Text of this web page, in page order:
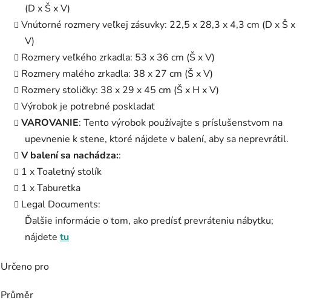
(D x Š x V)
Vnútorné rozmery veľkej zásuvky: 22,5 x 28,3 x 4,3 cm (D x Š x
V)
Rozmery veľkého zrkadla: 53 x 36 cm (Š x V)
Rozmery malého zrkadla: 38 x 27 cm (Š x V)
Rozmery stoličky: 38 x 29 x 45 cm (Š x H x V)
Výrobok je potrebné poskladať
VAROVANIE: Tento výrobok používajte s príslušenstvom na
upevnenie k stene, ktoré nájdete v balení, aby sa neprevrátil.
V balení sa nachádza::
1 x Toaletný stolík
1 x Taburetka
Legal Documents:
Ďalšie informácie o tom, ako predísť prevráteniu nábytku;
nájdete tu
Určeno pro
Průměr